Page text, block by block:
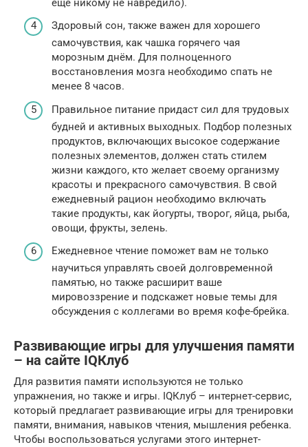
еще никому не навредило).
Здоровый сон, также важен для хорошего
самочувствия, как чашка горячего чая
морозным днём. Для полноценного
восстановления мозга необходимо спать не
менее 8 часов.
Правильное питание придаст сил для трудовых
будней и активных выходных. Подбор полезных
продуктов, включающих высокое содержание
полезных элементов, должен стать стилем
жизни каждого, кто желает своему организму
красоты и прекрасного самочувствия. В свой
ежедневный рацион необходимо включать
такие продукты, как йогурты, творог, яйца, рыба,
овощи, фрукты, зелень.
Ежедневное чтение поможет вам не только
научиться управлять своей долговременной
памятью, но также расширит ваше
мировоззрение и подскажет новые темы для
обсуждения с коллегами во время кофе-брейка.
Развивающие игры для улучшения памяти
– на сайте IQКлуб
Для развития памяти используются не только
упражнения, но также и игры. IQКлуб – интернет-сервис,
который предлагает развивающие игры для тренировки
памяти, внимания, навыков чтения, мышления ребенка.
Чтобы воспользоваться услугами этого интернет-